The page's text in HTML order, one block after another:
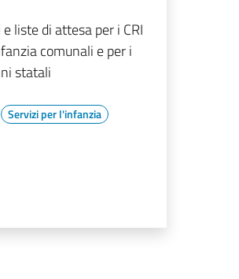
liste di attesa per i CRI
comunali e per i
statali
Servizi per l'infanzia